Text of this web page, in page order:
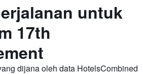
untuk
17th
dijana oleh data HotelsCombined